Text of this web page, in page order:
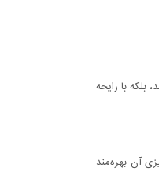
بلکه با رایحه
تمیزی آن بهره‌مند